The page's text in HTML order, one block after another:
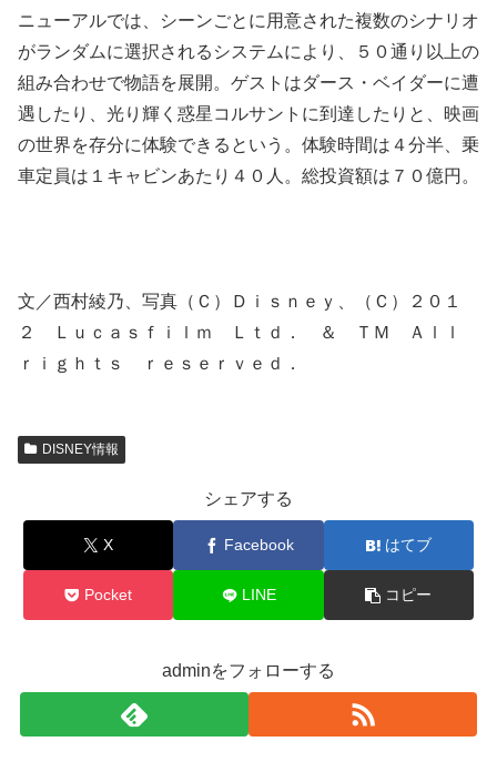
ニューアルでは、シーンごとに用意された複数のシナリオ
がランダムに選択されるシステムにより、５０通り以上の
組み合わせで物語を展開。ゲストはダース・ベイダーに遭
遇したり、光り輝く惑星コルサントに到達したりと、映画
の世界を存分に体験できるという。体験時間は４分半、乗
車定員は１キャビンあたり４０人。総投資額は７０億円。
文／西村綾乃、写真（Ｃ）Ｄｉｓｎｅｙ、（Ｃ）２０１
２ Ｌｕｃａｓｆｉｌｍ Ｌｔｄ． ＆ ＴＭ Ａｌｌ
ｒｉｇｈｔｓ ｒｅｓｅｒｖｅｄ．
DISNEY情報
シェアする
X Facebook はてブ
Pocket LINE コピー
adminをフォローする